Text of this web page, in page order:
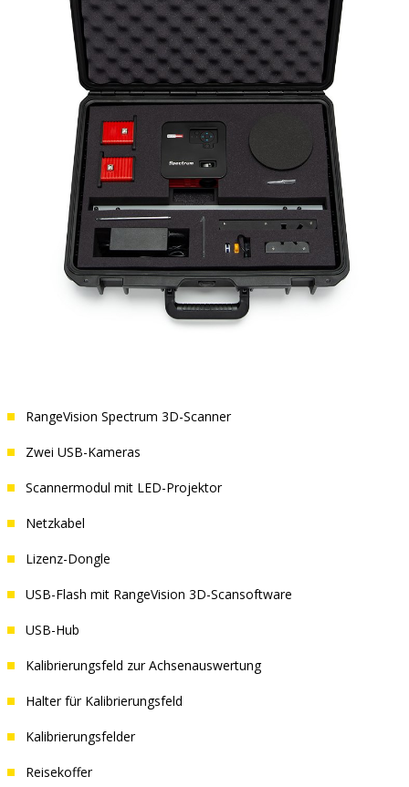
RangeVision Spectrum 3D-Scanner
Zwei USB-Kameras
Scannermodul mit LED-Projektor
Netzkabel
Lizenz-Dongle
USB-Flash mit RangeVision 3D-Scansoftware
USB-Hub
Kalibrierungsfeld zur Achsenauswertung
Halter für Kalibrierungsfeld
Kalibrierungsfelder
Reisekoffer